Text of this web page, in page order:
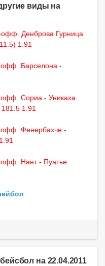
виды на
Денброва Гурница
1.91
Барселона -
Сориа - Уникаха.
1.91
Фенербахче -
Нант - Пуатье:
на 22.04.2011